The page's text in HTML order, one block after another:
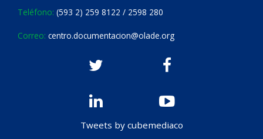
Teléfono: (593 2) 259 8122 / 2598 280
Correo: centro.documentacion@olade.org
Tweets by cubemediaco